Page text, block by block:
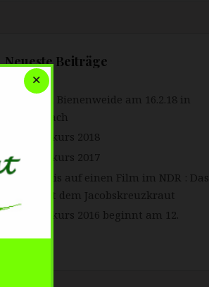
Neueste Beiträge
Forum Bienenweide am 16.2.18 in
Gengenbach
Imkerkurs 2018
Imkerkurs 2017
Hinweis auf einen Film im NDR : Das
Kreuz mit dem Jacobskreuzkraut
Imkerkurs 2016 beginnt am 12.
×